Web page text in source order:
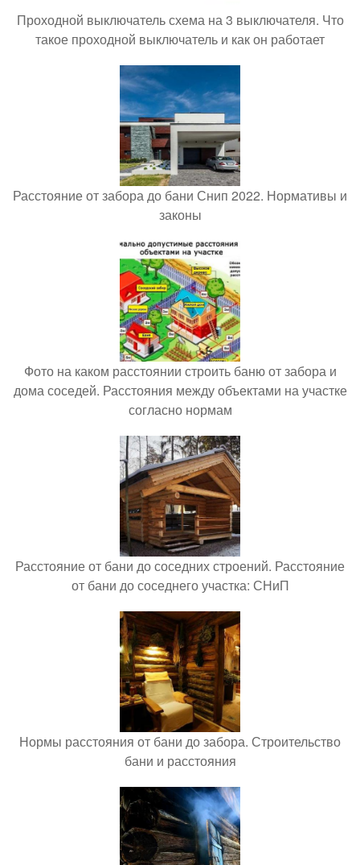
Проходной выключатель схема на 3 выключателя. Что
такое проходной выключатель и как он работает
Расстояние от забора до бани Снип 2022. Нормативы и
законы
Фото на каком расстоянии строить баню от забора и
дома соседей. Расстояния между объектами на участке
согласно нормам
Расстояние от бани до соседних строений. Расстояние
от бани до соседнего участка: СНиП
Нормы расстояния от бани до забора. Строительство
бани и расстояния